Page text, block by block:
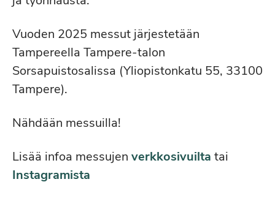
Vuoden 2025 messut järjestetään
Tampereella Tampere-talon
Sorsapuistosalissa (Yliopistonkatu 55, 33100
Tampere).
Nähdään messuilla!
Lisää infoa messujen verkkosivuilta tai
Instagramista